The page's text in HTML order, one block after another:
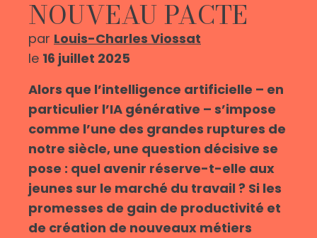
NOUVEAU PACTE
par Louis-Charles Viossat
le 16 juillet 2025
Alors que l’intelligence artificielle – en
particulier l’IA générative – s’impose
comme l’une des grandes ruptures de
notre siècle, une question décisive se
pose : quel avenir réserve-t-elle aux
jeunes sur le marché du travail ? Si les
promesses de gain de productivité et
de création de nouveaux métiers